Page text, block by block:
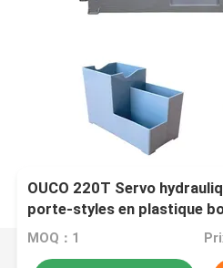
OUCO 220T Servo
porte-styles en plastique
machine de moulage par
MOQ：1